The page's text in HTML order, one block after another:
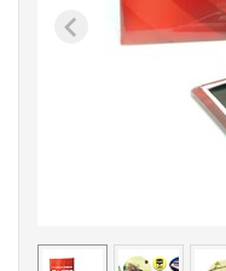
< /picture>